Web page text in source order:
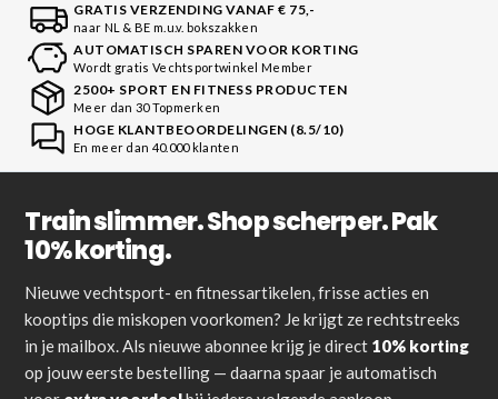
GRATIS VERZENDING VANAF € 75,-
naar NL & BE m.u.v. bokszakken
AUTOMATISCH SPAREN VOOR KORTING
Wordt gratis Vechtsportwinkel Member
2500+ SPORT EN FITNESS PRODUCTEN
Meer dan 30 Topmerken
HOGE KLANTBEOORDELINGEN (8.5/10)
En meer dan 40.000 klanten
Train slimmer. Shop scherper. Pak
10% korting.
Nieuwe vechtsport- en fitnessartikelen, frisse acties en
kooptips die miskopen voorkomen? Je krijgt ze rechtstreeks
in je mailbox. Als nieuwe abonnee krijg je direct 10% korting
op jouw eerste bestelling — daarna spaar je automatisch